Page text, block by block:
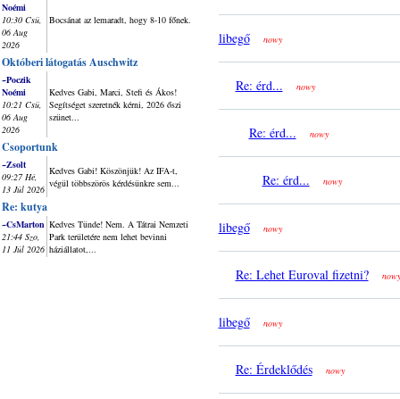
Noémi
10:30 Csü,
06 Aug
2026
Bocsánat az lemaradt, hogy 8-10 főnek.
Októberi látogatás Auschwitz
~Poczik
Noémi
10:21 Csü,
06 Aug
2026
Kedves Gabi, Marci, Stefi és Ákos!
Segítséget szeretnék kérni, 2026 őszi
szünet...
Csoportunk
~Zsolt
09:27 Hé,
13 Júl 2026
Kedves Gabi! Köszönjük! Az IFA-t,
végül többszörös kérdésünkre sem...
Re: kutya
~CsMarton
21:44 Szo,
11 Júl 2026
Kedves Tünde! Nem. A Tátrai Nemzeti
Park területére nem lehet bevinni
háziállatot,...
libegő nowy
Re: érd... nowy
Re: érd... nowy
Re: érd... nowy
libegő nowy
Re: Lehet Euroval fizetni? nowy
libegő nowy
Re: Érdeklődés nowy